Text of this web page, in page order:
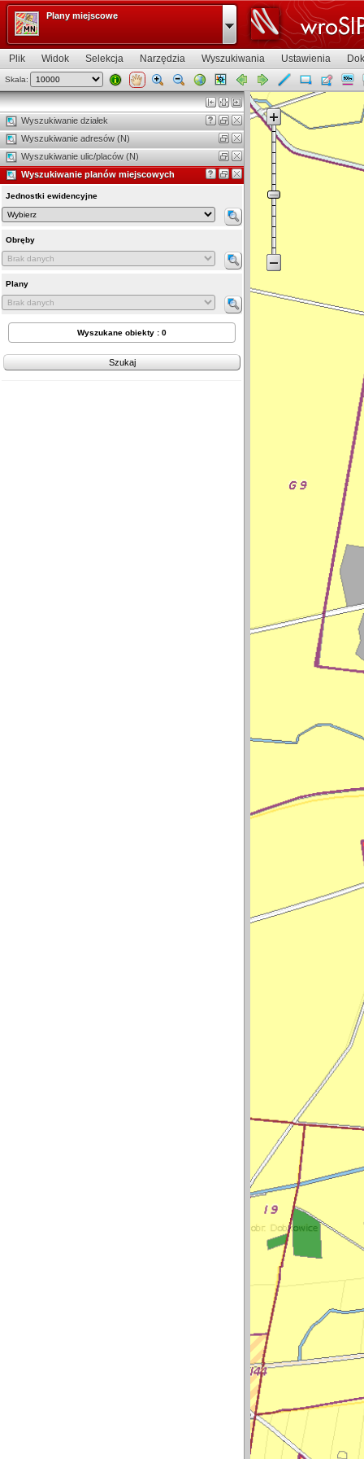
Plik Widok Selekcja Narzędzia Wyszukiwania Ustawienia
Skala:
Wyszukiwanie działek
Wyszukiwanie adresów (N)
Wyszukiwanie ulic/placów (N)
Jednostki ewidencyjne
Obręby
Plany
Wyszukane obiekty : 0
Szukaj
Wyszukiwanie planów miejscowych
Widok mapy
Plany miejscowe